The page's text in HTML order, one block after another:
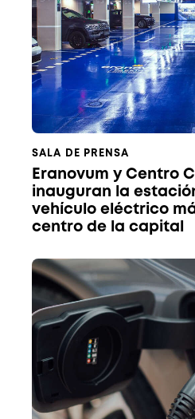
SALA DE PRENSA
Eranovum y Centro
inauguran la
vehículo eléctrico
centro de la capital